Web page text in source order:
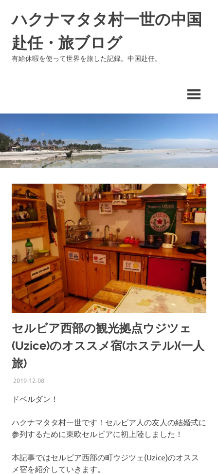
ハクナマタタ村一世の中国
赴任・旅ブログ
有給休暇を使って世界を旅した記録。中国赴任。
セルビア西部の観光拠点ウジツェ
(Uzice)のオススメ宿(ホステル)(一人
旅)
2019-12-08ISSEI
SERBIA
ドベルダン！
ハクナマタタ村一世です！セルビア人の友人の結婚式に
参列するために東欧セルビアに初上陸しました！
本記事ではセルビア西部の町ウジツェ(Uzice)のオスス
メ宿を紹介していきます。